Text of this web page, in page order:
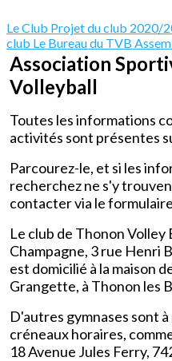
Le Club Projet du club 2020/
club Le Bureau du TVB
Association
Volleyball
Toutes les informations
activités sont présentes
Parcourez-le, et si les
recherchez ne s'y
contacter via le
Le club de Thonon Volley
Champagne, 3 rue Henri
est domicilié à la maison
Grangette, à Thonon les
D'autres gymnases sont
créneaux horaires,
18 Avenue Jules Ferry,